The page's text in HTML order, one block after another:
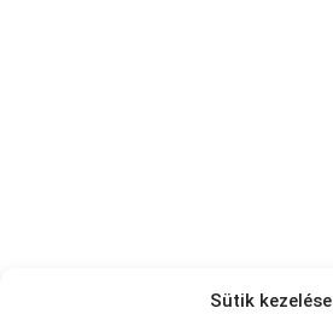
Sütik kezelése